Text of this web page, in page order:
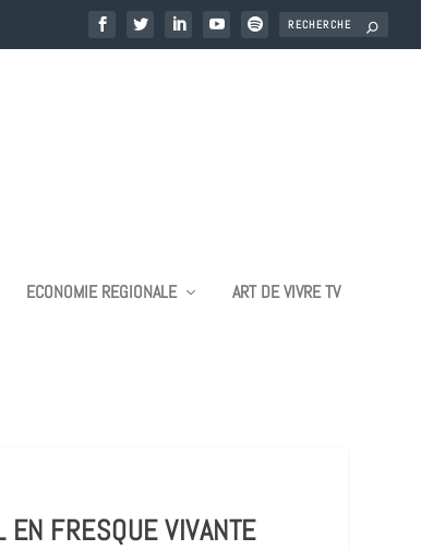
ECONOMIE REGIONALE ART DE VIVRE TV
FRESQUE VIVANTE